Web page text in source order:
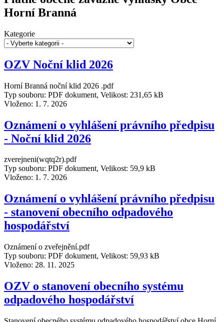
Horní Branná
Kategorie
OZV Noční klid 2026
Horní Branná noční klid 2026 .pdf
Typ souboru: PDF dokument, Velikost: 231,65 kB
Vloženo: 1. 7. 2026
Oznámení o vyhlášení právního předpisu
- Noční klid 2026
zverejneni(wqtq2r).pdf
Typ souboru: PDF dokument, Velikost: 59,9 kB
Vloženo: 1. 7. 2026
Oznámení o vyhlášení právního předpisu
- stanovení obecního odpadového
hospodářství
Oznámení o zveřejnění.pdf
Typ souboru: PDF dokument, Velikost: 59,93 kB
Vloženo: 28. 11. 2025
OZV o stanovení obecního systému
odpadového hospodářství